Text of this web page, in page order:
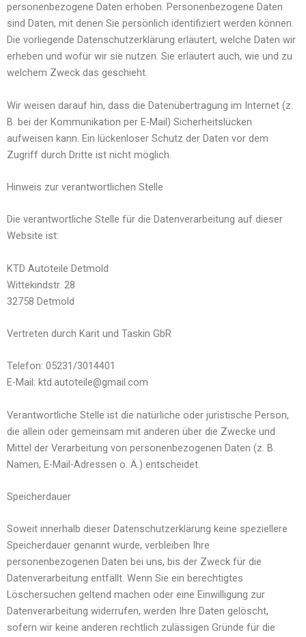
personenbezogene Daten erhoben. Personenbezogene Daten
sind Daten, mit denen Sie persönlich identifiziert werden können.
Die vorliegende Datenschutzerklärung erläutert, welche Daten wir
erheben und wofür wir sie nutzen. Sie erläutert auch, wie und zu
welchem Zweck das geschieht.
Wir weisen darauf hin, dass die Datenübertragung im Internet (z.
B. bei der Kommunikation per E-Mail) Sicherheitslücken
aufweisen kann. Ein lückenloser Schutz der Daten vor dem
Zugriff durch Dritte ist nicht möglich.
Hinweis zur verantwortlichen Stelle
Die verantwortliche Stelle für die Datenverarbeitung auf dieser
Website ist:
KTD Autoteile Detmold
Wittekindstr. 28
32758 Detmold
Vertreten durch Karit und Taskin GbR
Telefon: 05231/3014401
E-Mail: ktd.autoteile@gmail.com
Verantwortliche Stelle ist die natürliche oder juristische Person,
die allein oder gemeinsam mit anderen über die Zwecke und
Mittel der Verarbeitung von personenbezogenen Daten (z. B.
Namen, E-Mail-Adressen o. Ä.) entscheidet.
Speicherdauer
Soweit innerhalb dieser Datenschutzerklärung keine speziellere
Speicherdauer genannt wurde, verbleiben Ihre
personenbezogenen Daten bei uns, bis der Zweck für die
Datenverarbeitung entfällt. Wenn Sie ein berechtigtes
Löschersuchen geltend machen oder eine Einwilligung zur
Datenverarbeitung widerrufen, werden Ihre Daten gelöscht,
sofern wir keine anderen rechtlich zulässigen Gründe für die